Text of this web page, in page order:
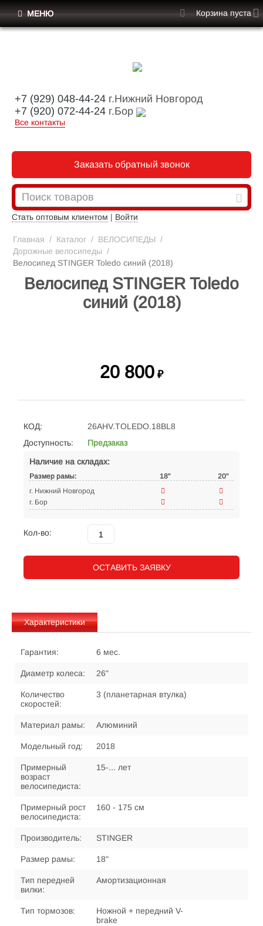
+7 (929) 048-44-24 г.Нижний Новгород
+7 (920) 072-44-24 г.Бор
Все контакты
Заказать обратный звонок
Стать оптовым клиентом | Войти
МЕНЮ Корзина пуста
Главная / Каталог / ВЕЛОСИПЕДЫ /
Дорожные велосипеды /
Велосипед STINGER Toledo синий (2018)
Велосипед STINGER Toledo
синий (2018)
20 800 ₽
КОД:
26AHV.TOLEDO.18BL8
Доступность:
Предзаказ
Наличие на складах:
Размер рамы: 18"
20"
г. Нижний Новгород
г. Бор
Кол-во:
ОСТАВИТЬ ЗАЯВКУ
Характеристики
Гарантия: 6 мес.
Диаметр колеса: 26"
Количество
скоростей:
3 (планетарная втулка)
Материал рамы: Алюминий
Модельный год: 2018
Примерный
возраст
велосипедиста:
15-... лет
Примерный рост
велосипедиста:
160 - 175 см
Производитель: STINGER
Размер рамы: 18"
Тип передней
вилки:
Амортизационная
Тип тормозов:
Ножной + передний V-
brake